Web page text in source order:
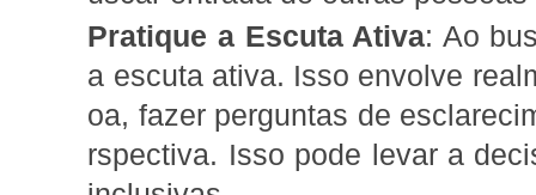
Pratique a Escuta Ativa: Ao
a escuta ativa. Isso envolve
oa, fazer perguntas de
rspectiva. Isso pode levar a